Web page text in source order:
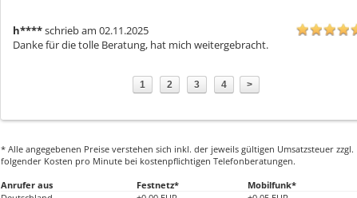
h****schrieb am 02.11.2025
Danke für die tolle Beratung, hat mich weitergebracht.
1 2 3 4 >
* Alle angegebenen Preise verstehen sich inkl. der jeweils gültigen Umsatzsteuer zzgl.
folgender Kosten pro Minute bei kostenpflichtigen Telefonberatungen.
Anrufer aus
Festnetz*
Mobilfunk*